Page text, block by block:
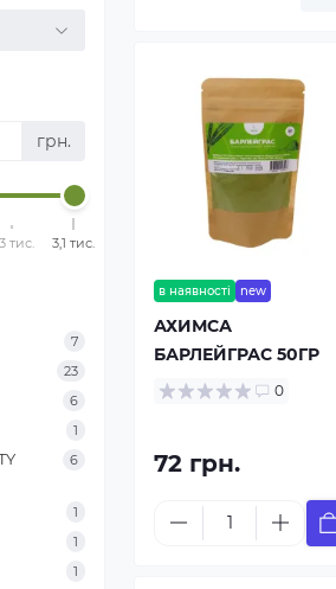
грн.
тис. 3,1 тис.
7
23
6
1
6
1
1
1
в наявності new
АХИМСА
БАРЛЕЙГРАС 50ГР
0
72 грн.